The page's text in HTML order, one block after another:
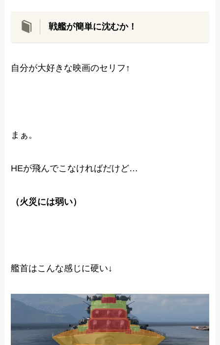
戦艦が簡単に沈むか！
自分が大好きな映画のセリフ↑
まぁ。
HEが飛んでこなければだけど…
（火災には弱い）
艦首はこんな感じに硬い↓